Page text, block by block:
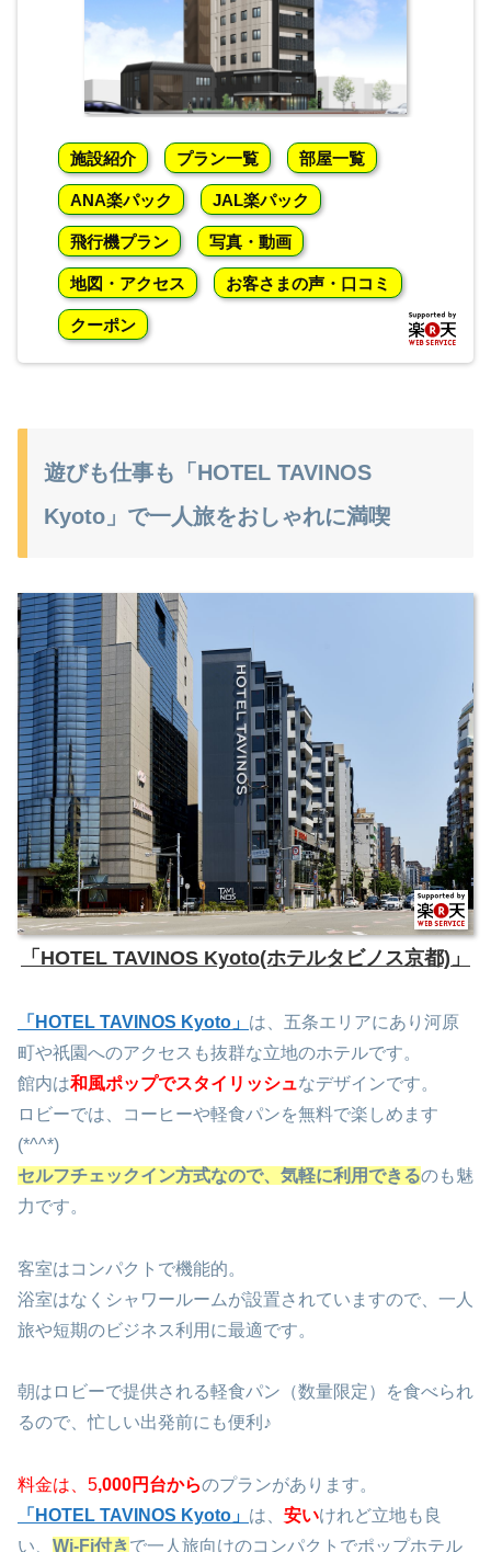
施設紹介 プラン一覧 部屋一覧
ANA楽パック JAL楽パック
飛行機プラン 写真・動画
地図・アクセス お客さまの声・口コミ
クーポン
遊びも仕事も「HOTEL TAVINOS
Kyoto」で一人旅をおしゃれに満喫
「HOTEL TAVINOS Kyoto(ホテルタビノス京都)」
「HOTEL TAVINOS Kyoto」 は、五条エリアにあり河原
町や祇園へのアクセスも抜群な立地のホテルです。
館内は和風ポップでスタイリッシュなデザインです。
ロビーでは、コーヒーや軽食パンを無料で楽しめます
(*^^*)
セルフチェックイン方式なので、気軽に利用できるのも魅
力です。
客室はコンパクトで機能的。
浴室はなくシャワールームが設置されていますので、一人
旅や短期のビジネス利用に最適です。
朝はロビーで提供される軽食パン（数量限定）を食べられ
るので、忙しい出発前にも便利♪
料金は、 5,000円台からのプランがあります。
「HOTEL TAVINOS Kyoto」 は、 安いけれど立地も良
い、 Wi-Fi付きで一人旅向けのコンパクトでポップホテル